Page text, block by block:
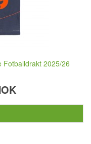
Fotballdrakt 2025/26